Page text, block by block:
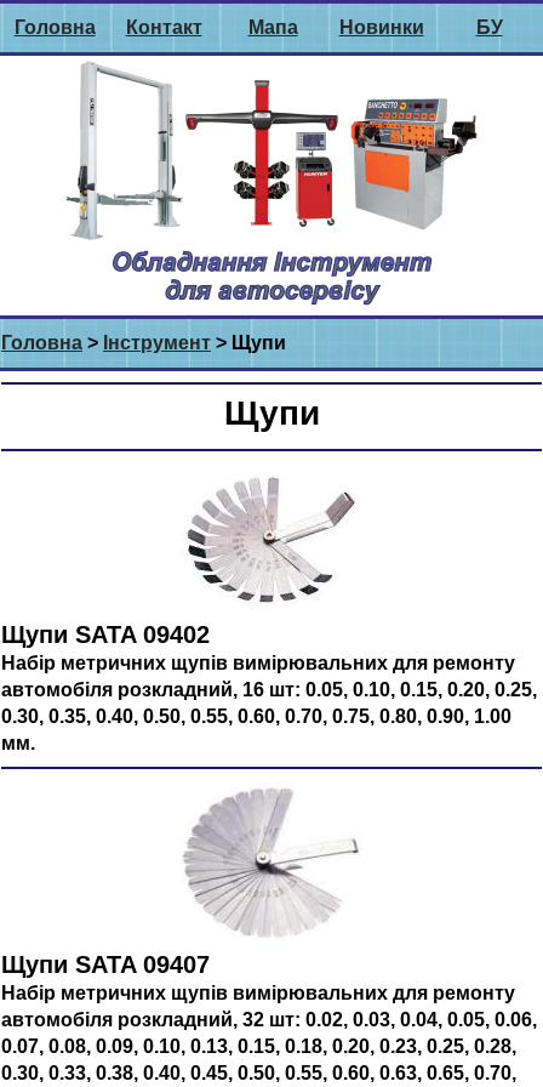
Головна Контакт Мапа Новинки БУ
Головна > Інструмент > Щупи
Щупи
Щупи SATA 09402
Набір метричних щупів вимірювальних для ремонту
автомобіля розкладний, 16 шт: 0.05, 0.10, 0.15, 0.20, 0.25,
0.30, 0.35, 0.40, 0.50, 0.55, 0.60, 0.70, 0.75, 0.80, 0.90, 1.00
мм.
Щупи SATA 09407
Набір метричних щупів вимірювальних для ремонту
автомобіля розкладний, 32 шт: 0.02, 0.03, 0.04, 0.05, 0.06,
0.07, 0.08, 0.09, 0.10, 0.13, 0.15, 0.18, 0.20, 0.23, 0.25, 0.28,
0.30, 0.33, 0.38, 0.40, 0.45, 0.50, 0.55, 0.60, 0.63, 0.65, 0.70,